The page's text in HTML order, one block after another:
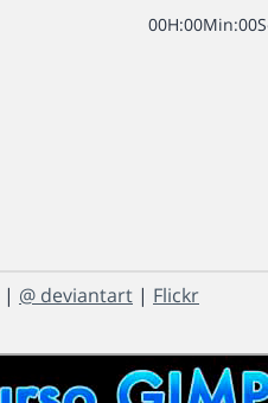
00H:00Min:00
| @ deviantart | Flickr